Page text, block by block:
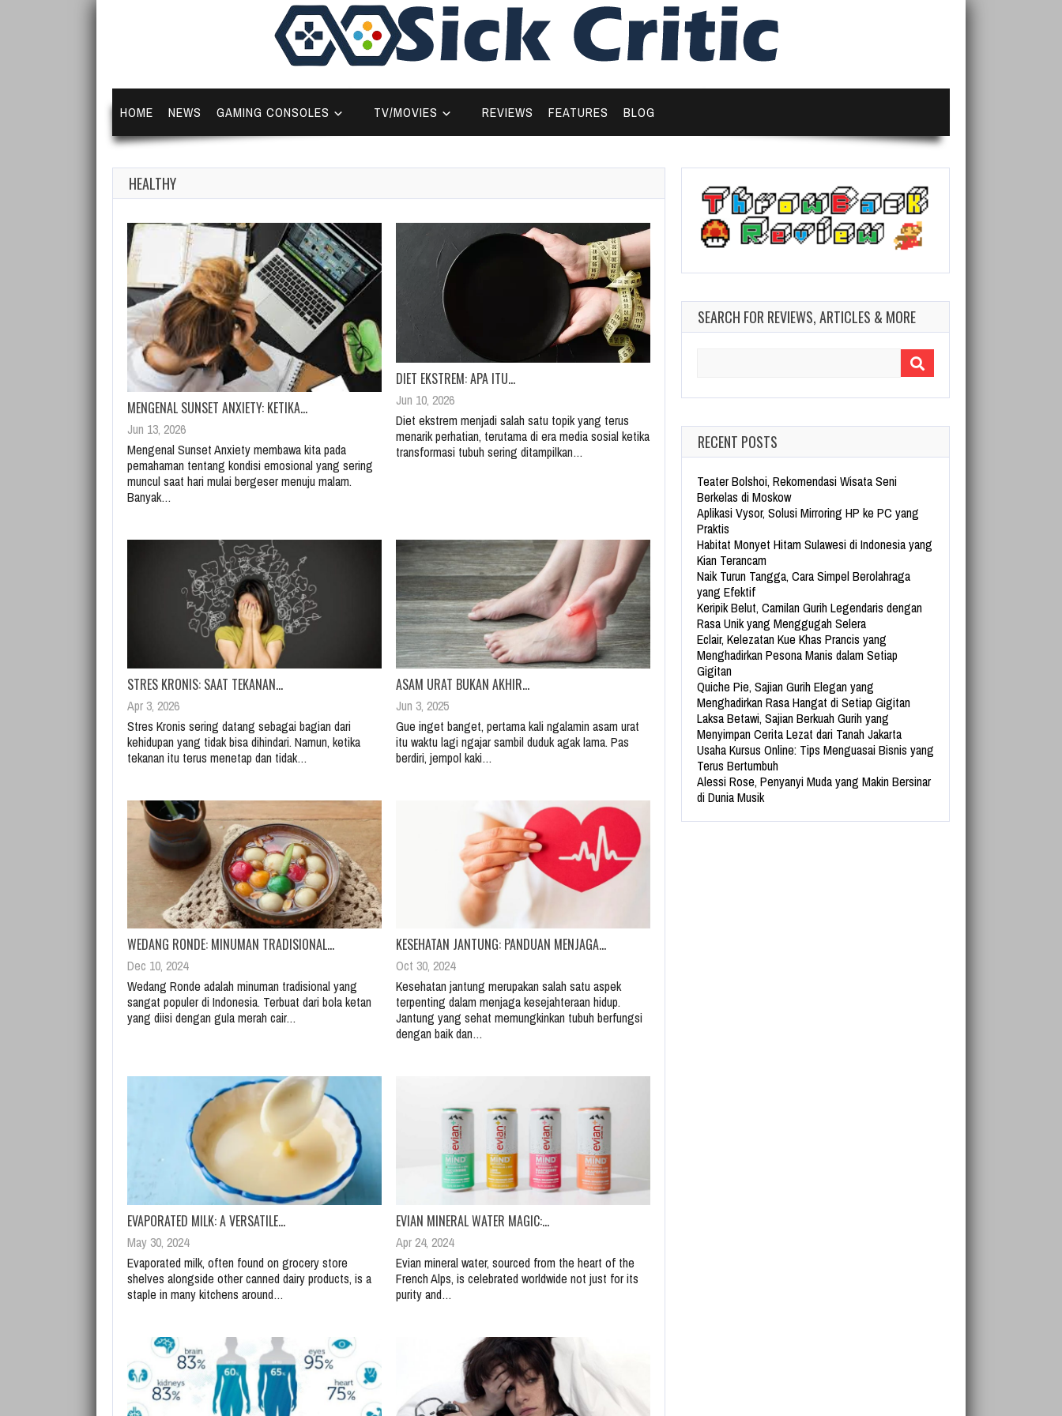
HOME NEWS GAMING CONSOLES TV/MOVIES REVIEWS FEATURES BLOG
HEALTHY
MENGENAL SUNSET ANXIETY: KETIKA…
Jun 13, 2026
Mengenal Sunset Anxiety membawa kita pada
pemahaman tentang kondisi emosional yang sering
muncul saat hari mulai bergeser menuju malam.
Banyak…
DIET EKSTREM: APA ITU…
Jun 10, 2026
Diet ekstrem menjadi salah satu topik yang terus
menarik perhatian, terutama di era media sosial ketika
transformasi tubuh sering ditampilkan…
STRES KRONIS: SAAT TEKANAN…
Apr 3, 2026
Stres Kronis sering datang sebagai bagian dari
kehidupan yang tidak bisa dihindari. Namun, ketika
tekanan itu terus menetap dan tidak…
ASAM URAT BUKAN AKHIR…
Jun 3, 2025
Gue inget banget, pertama kali ngalamin asam urat
itu waktu lagi ngajar sambil duduk agak lama. Pas
berdiri, jempol kaki…
WEDANG RONDE: MINUMAN TRADISIONAL…
Dec 10, 2024
Wedang Ronde adalah minuman tradisional yang
sangat populer di Indonesia. Terbuat dari bola ketan
yang diisi dengan gula merah cair…
KESEHATAN JANTUNG: PANDUAN MENJAGA…
Oct 30, 2024
Kesehatan jantung merupakan salah satu aspek
terpenting dalam menjaga kesejahteraan hidup.
Jantung yang sehat memungkinkan tubuh berfungsi
dengan baik dan…
EVAPORATED MILK: A VERSATILE…
May 30, 2024
Evaporated milk, often found on grocery store
shelves alongside other canned dairy products, is a
staple in many kitchens around…
EVIAN MINERAL WATER MAGIC:…
Apr 24, 2024
Evian mineral water, sourced from the heart of the
French Alps, is celebrated worldwide not just for its
purity and…
SEARCH FOR REVIEWS, ARTICLES & MORE
RECENT POSTS
Teater Bolshoi, Rekomendasi Wisata Seni
Berkelas di Moskow
Aplikasi Vysor, Solusi Mirroring HP ke PC yang
Praktis
Habitat Monyet Hitam Sulawesi di Indonesia yang
Kian Terancam
Naik Turun Tangga, Cara Simpel Berolahraga
yang Efektif
Keripik Belut, Camilan Gurih Legendaris dengan
Rasa Unik yang Menggugah Selera
Eclair, Kelezatan Kue Khas Prancis yang
Menghadirkan Pesona Manis dalam Setiap
Gigitan
Quiche Pie, Sajian Gurih Elegan yang
Menghadirkan Rasa Hangat di Setiap Gigitan
Laksa Betawi, Sajian Berkuah Gurih yang
Menyimpan Cerita Lezat dari Tanah Jakarta
Usaha Kursus Online: Tips Menguasai Bisnis yang
Terus Bertumbuh
Alessi Rose, Penyanyi Muda yang Makin Bersinar
di Dunia Musik